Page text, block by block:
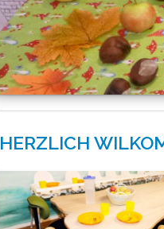
HERZLICH